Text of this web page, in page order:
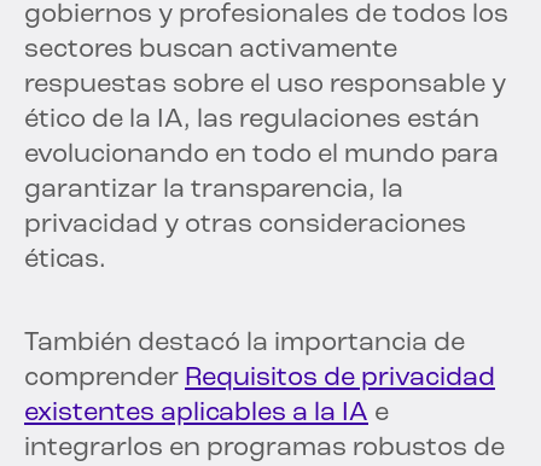
gobiernos y profesionales de todos los
sectores buscan activamente
respuestas sobre el uso responsable y
ético de la IA, las regulaciones están
evolucionando en todo el mundo para
garantizar la transparencia, la
privacidad y otras consideraciones
éticas.
También destacó la importancia de
comprender Requisitos de privacidad
existentes aplicables a la IA e
integrarlos en programas robustos de